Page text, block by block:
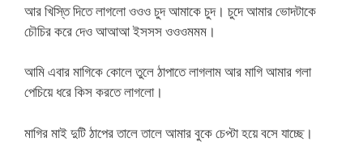
আর খিস্তি দিতে লাগলো ওওও চুদ আমাকে চুদ। চুদে আমার ভোদটাকে
চৌচির করে দেও আআআ ইসসস ওওওমমম।
আমি এবার মাগিকে কোলে তুলে ঠাপাতে লাগলাম আর মাগি আমার গলা
পেচিয়ে ধরে কিস করতে লাগলো।
মাগির মাই দুটি ঠাপের তালে তালে আমার বুকে চেপ্টা হয়ে বসে যাচ্ছে।